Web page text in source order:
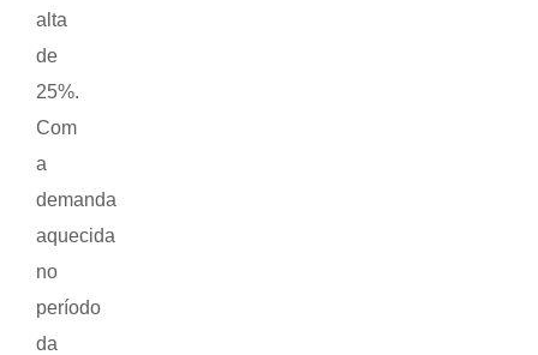
alta
de
25%.
Com
a
demanda
aquecida
no
período
da